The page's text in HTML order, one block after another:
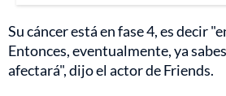
Su cáncer está en fase 4, es decir
Entonces, eventualmente, ya
afectará", dijo el actor de Friends.